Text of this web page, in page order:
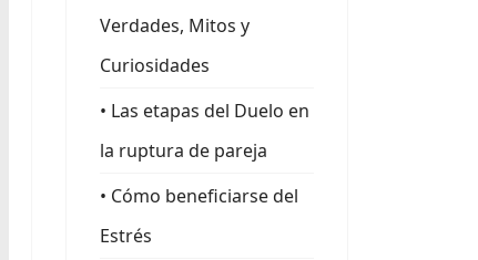
Verdades, Mitos y
Curiosidades
• Las etapas del Duelo en
la ruptura de pareja
• Cómo beneficiarse del
Estrés